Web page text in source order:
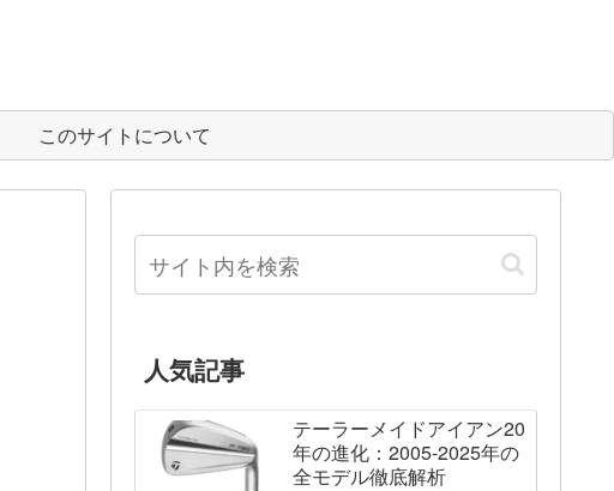
このサイトについて
人気記事
テーラーメイドアイアン20
年の進化：2005-2025年の
全モデル徹底解析